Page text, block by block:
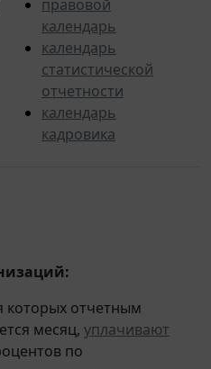
правовой
календарь
календарь
статистической
отчетности
календарь
кадровика
которых отчетным
месяц, уплачивают
по